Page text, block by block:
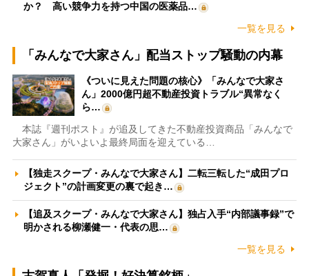
か？ 高い競争力を持つ中国の医薬品…
一覧を見る
「みんなで大家さん」配当ストップ騒動の内幕
《ついに見えた問題の核心》「みんなで大家さ
ん」2000億円超不動産投資トラブル“異常なく
ら…
本誌『週刊ポスト』が追及してきた不動産投資商品「みんなで
大家さん」がいよいよ最終局面を迎えている…
【独走スクープ・みんなで大家さん】二転三転した“成田プロ
ジェクト”の計画変更の裏で起き…
【追及スクープ・みんなで大家さん】独占入手“内部議事録”で
明かされる柳瀬健一・代表の思…
一覧を見る